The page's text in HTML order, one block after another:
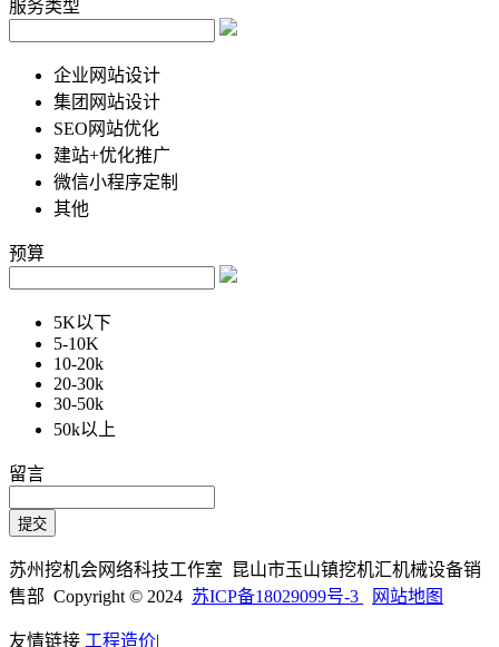
服务类型
企业网站设计
集团网站设计
SEO网站优化
建站+优化推广
微信小程序定制
其他
预算
5K以下
5-10K
10-20k
20-30k
30-50k
50k以上
留言
苏州挖机会网络科技工作室 昆山市玉山镇挖机汇机械设备销
售部 Copyright © 2024 苏ICP备18029099号-3 网站地图
友情链接 工程造价|